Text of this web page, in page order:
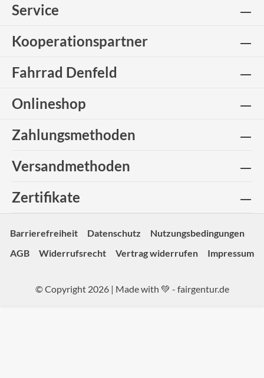
Service
Kooperationspartner
Fahrrad Denfeld
Onlineshop
Zahlungsmethoden
Versandmethoden
Zertifikate
Barrierefreiheit Datenschutz
Nutzungsbedingungen
AGB
Widerrufsrecht Vertrag widerrufen Impressum
© Copyright 2026 | Made with 💚 - fairgentur.de